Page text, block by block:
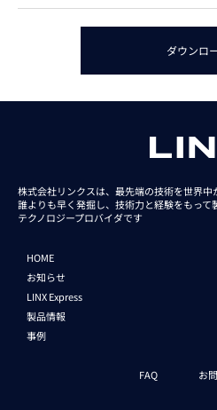
ダウンロ
株式会社リンクスは、最先端の技術を世界中
誰よりも早く発掘し、技術力と経験をもって
テクノロジープロバイダです
HOME
お知らせ
LINX Express
製品情報
事例
FAQ お